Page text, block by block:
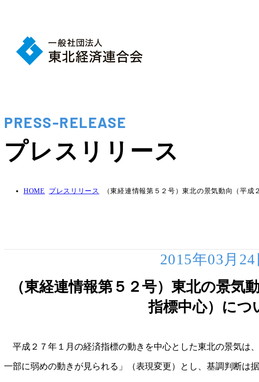
PRESS-RELEASE
プレスリリース
HOME プレスリリース （東経連情報第５２号）東北の景気動向（平成
2015年03月24
（東経連情報第５２号）東北の景気
指標中心）につ
平成２７年１月の経済指標の動きを中心とした東北の景気は
一部に弱めの動きが見られる」（表現変更）とし、基調判断は据